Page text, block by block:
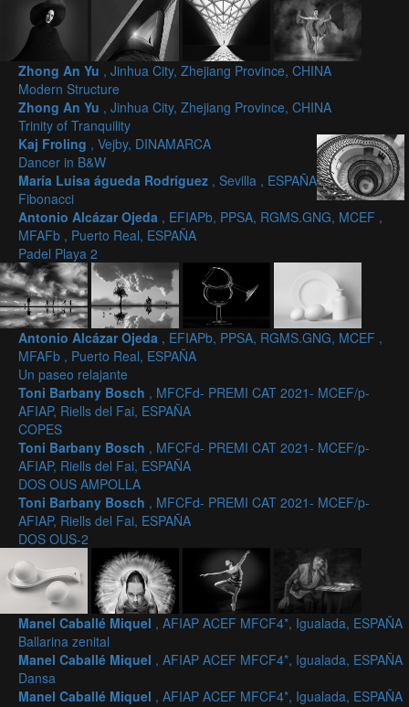
Zhong An Yu , Jinhua City, Zhejiang Province, CHINA
Modern Structure
Zhong An Yu , Jinhua City, Zhejiang Province, CHINA
Trinity of Tranquility
Kaj Froling , Vejby, DINAMARCA
Dancer in B&W
María Luisa águeda Rodríguez , Sevilla , ESPAÑA
Fibonacci
Antonio Alcázar Ojeda , EFIAPb, PPSA, RGMS.GNG, MCEF ,
MFAFb , Puerto Real, ESPAÑA
Padel Playa 2
Antonio Alcázar Ojeda , EFIAPb, PPSA, RGMS.GNG, MCEF ,
MFAFb , Puerto Real, ESPAÑA
Un paseo relajante
Toni Barbany Bosch , MFCFd- PREMI CAT 2021- MCEF/p-
AFIAP, Riells del Fai, ESPAÑA
COPES
Toni Barbany Bosch , MFCFd- PREMI CAT 2021- MCEF/p-
AFIAP, Riells del Fai, ESPAÑA
DOS OUS AMPOLLA
Toni Barbany Bosch , MFCFd- PREMI CAT 2021- MCEF/p-
AFIAP, Riells del Fai, ESPAÑA
DOS OUS-2
Manel Caballé Miquel , AFIAP ACEF MFCF4*, Igualada, ESPAÑA
Ballarina zenital
Manel Caballé Miquel , AFIAP ACEF MFCF4*, Igualada, ESPAÑA
Dansa
Manel Caballé Miquel , AFIAP ACEF MFCF4*, Igualada, ESPAÑA